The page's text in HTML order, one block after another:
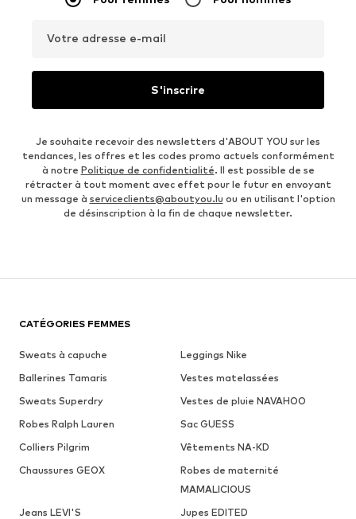
Votre adresse e-mail
S'inscrire
Je souhaite recevoir des newsletters d'ABOUT YOU sur les
tendances, les offres et les codes promo actuels conformément
à notre Politique de confidentialité. Il est possible de se
rétracter à tout moment avec effet pour le futur en envoyant
un message à serviceclients@aboutyou.lu ou en utilisant l'option
de désinscription à la fin de chaque newsletter.
CATÉGORIES FEMMES
Sweats à capuche
Leggings Nike
Ballerines Tamaris
Vestes matelassées
Sweats Superdry
Vestes de pluie NAVAHOO
Robes Ralph Lauren
Sac GUESS
Colliers Pilgrim
Vêtements NA-KD
Chaussures GEOX
Robes de maternité
MAMALICIOUS
Jeans LEVI'S
Jupes EDITED